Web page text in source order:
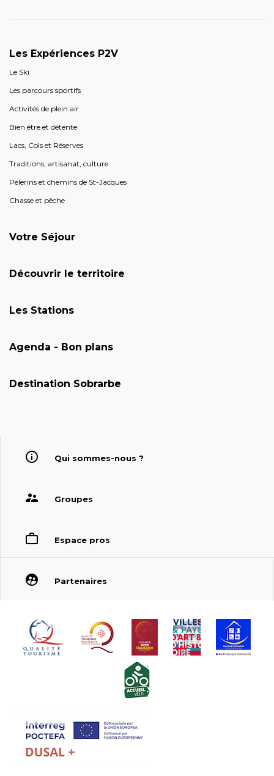
Les Expériences P2V
Le Ski
Les parcours sportifs
Activités de plein air
Bien être et détente
Lacs, Cols et Réserves
Traditions, artisanat, culture
Pèlerins et chemins de St-Jacques
Chasse et pêche
Votre Séjour
Découvrir le territoire
Les Stations
Agenda - Bon plans
Destination Sobrarbe
Qui sommes-nous ?
Groupes
Espace pros
Partenaires